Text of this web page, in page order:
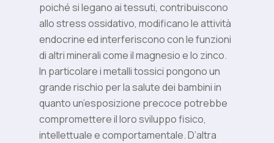
poiché si legano ai tessuti, contribuiscono
allo stress ossidativo, modificano le attività
endocrine ed interferiscono con le funzioni
di altri minerali come il magnesio e lo zinco.
In particolare i metalli tossici pongono un
grande rischio per la salute dei bambini in
quanto un’esposizione precoce potrebbe
compromettere il loro sviluppo fisico,
intellettuale e comportamentale. D’altra